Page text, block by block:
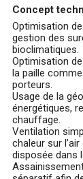
Concept
Optimisation
gestion des
bioclimatiques.
Optimisation
la paille
porteurs.
Usage de la
énergétiques,
chauffage.
Ventilation
chaleur sur
disposée dans